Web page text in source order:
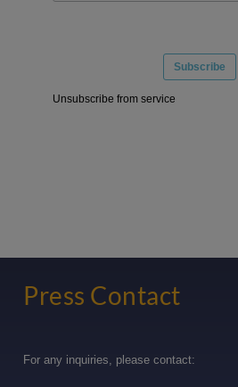
Press Contact
For any inquiries, please contact: